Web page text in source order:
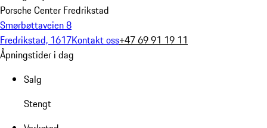
Porsche Center Fredrikstad
Smørbøttaveien 8
Fredrikstad, 1617Kontakt oss+47 69 91 19 11
Åpningstider i dag
Salg
Stengt